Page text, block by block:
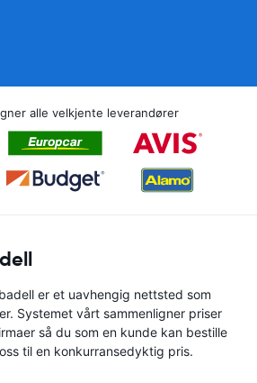
alle velkjente leverandører
er et uavhengig nettsted som
Systemet vårt sammenligner priser
så du som en kunde kan bestille
til en konkurransedyktig pris.